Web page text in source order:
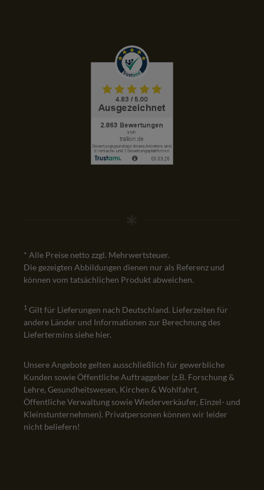
* Alle Preise netto zzgl. Mehrwertsteuer.
Die gezeigten Abbildungen dienen nur als Referenz und
können vom tatsächlichen Produkt abweichen.
1 Gilt für Lieferungen nach Deutschland. Lieferzeiten für
andere Länder und Informationen zur Berechnung des
Liefertermins siehe hier.
Unsere Angebote gelten ausschließlich für gewerbliche
Kunden sowie Öffentliche Auftraggeber (z.B. Forschung &
Lehre, Gesundheitswesen, Kirchen & Wohlfahrt,
Öffentliche Verwaltung sowie Wiederverkäufer, Einzel- und
Kleinstunternehmen). Privatpersonen können wir leider
nicht beliefern!